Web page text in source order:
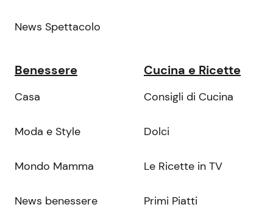
News Spettacolo
Benessere
Casa
Moda e Style
Mondo Mamma
News benessere
Cucina e Ricette
Consigli di Cucina
Dolci
Le Ricette in TV
Primi Piatti